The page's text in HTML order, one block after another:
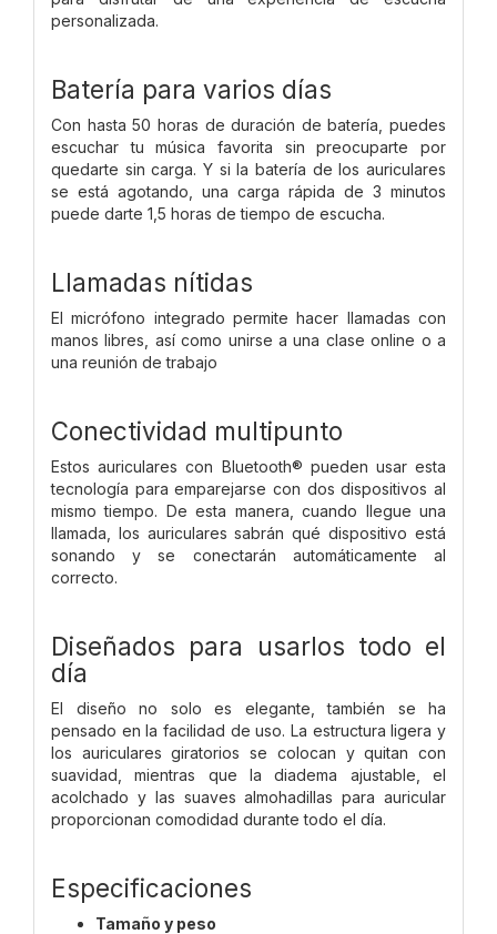
personalizada.
Batería para varios días
Con hasta 50 horas de duración de batería, puedes
escuchar tu música favorita sin preocuparte por
quedarte sin carga. Y si la batería de los auriculares
se está agotando, una carga rápida de 3 minutos
puede darte 1,5 horas de tiempo de escucha.
Llamadas nítidas
El micrófono integrado permite hacer llamadas con
manos libres, así como unirse a una clase online o a
una reunión de trabajo
Conectividad multipunto
Estos auriculares con Bluetooth® pueden usar esta
tecnología para emparejarse con dos dispositivos al
mismo tiempo. De esta manera, cuando llegue una
llamada, los auriculares sabrán qué dispositivo está
sonando y se conectarán automáticamente al
correcto.
Diseñados para usarlos todo el
día
El diseño no solo es elegante, también se ha
pensado en la facilidad de uso. La estructura ligera y
los auriculares giratorios se colocan y quitan con
suavidad, mientras que la diadema ajustable, el
acolchado y las suaves almohadillas para auricular
proporcionan comodidad durante todo el día.
Especificaciones
Tamaño y peso